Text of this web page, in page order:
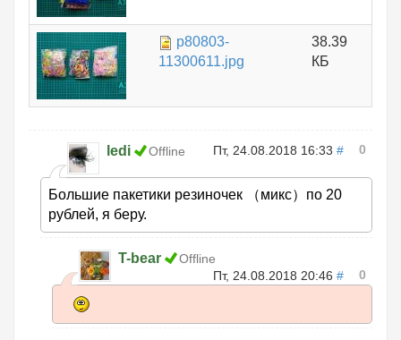
p80803-
11300611.jpg
38.39
КБ
ledi Offline Пт, 24.08.2018 16:33 # 0
Большие пакетики резиночек （микс）по 20
рублей, я беру.
T-bear
Offline
Пт, 24.08.2018 20:46 # 0